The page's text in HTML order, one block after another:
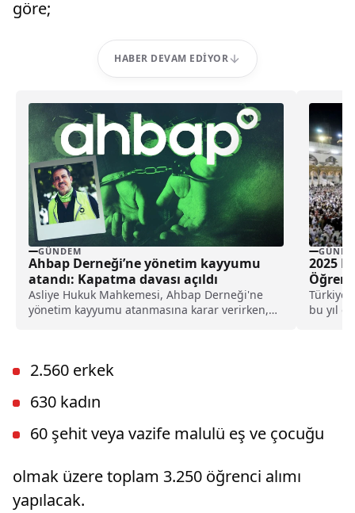
göre;
HABER DEVAM EDIYOR
GÜNDEM
Ahbap Derneği’ne yönetim kayyumu
atandı: Kapatma davası açıldı
Asliye Hukuk Mahkemesi, Ahbap Derneği'ne
yönetim kayyumu atanmasına karar verirken,
2025
bu yıl
2.560 erkek
630 kadın
60 şehit veya vazife malulü eş ve çocuğu
olmak üzere toplam 3.250 öğrenci alımı
yapılacak.